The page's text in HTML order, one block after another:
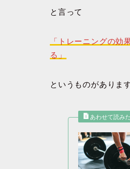
と言って
「トレーニングの効
る」
というものがあります